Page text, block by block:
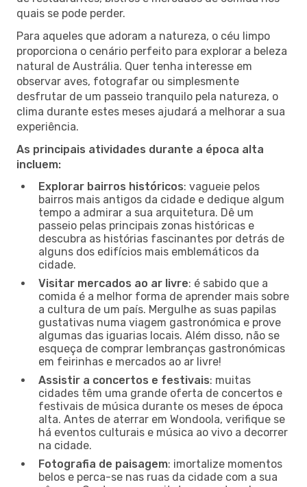
quais se pode perder.
Para aqueles que adoram a natureza, o céu limpo
proporciona o cenário perfeito para explorar a beleza
natural de Austrália. Quer tenha interesse em
observar aves, fotografar ou simplesmente
desfrutar de um passeio tranquilo pela natureza, o
clima durante estes meses ajudará a melhorar a sua
experiência.
As principais atividades durante a época alta
incluem:
Explorar bairros históricos: vagueie pelos
bairros mais antigos da cidade e dedique algum
tempo a admirar a sua arquitetura. Dê um
passeio pelas principais zonas históricas e
descubra as histórias fascinantes por detrás de
alguns dos edifícios mais emblemáticos da
cidade.
Visitar mercados ao ar livre: é sabido que a
comida é a melhor forma de aprender mais sobre
a cultura de um país. Mergulhe as suas papilas
gustativas numa viagem gastronómica e prove
algumas das iguarias locais. Além disso, não se
esqueça de comprar lembranças gastronómicas
em feirinhas e mercados ao ar livre!
Assistir a concertos e festivais: muitas
cidades têm uma grande oferta de concertos e
festivais de música durante os meses de época
alta. Antes de aterrar em Wondoola, verifique se
há eventos culturais e música ao vivo a decorrer
na cidade.
Fotografia de paisagem: imortalize momentos
belos e perca-se nas ruas da cidade com a sua